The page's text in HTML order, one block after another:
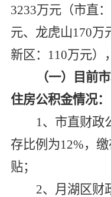
3233万元（市直
元、龙虎山170万
新区：110万元）
（一）目前
住房公积金情况：
1、市直财政
存比例为12%，
贴；
2、月湖区财